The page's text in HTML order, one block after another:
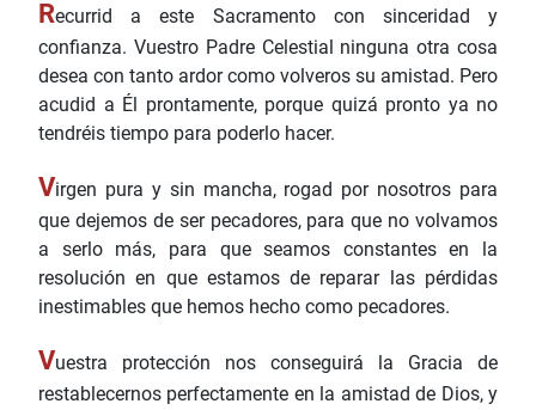
Recurrid a este Sacramento con sinceridad y
confianza. Vuestro Padre Celestial ninguna otra cosa
desea con tanto ardor como volveros su amistad. Pero
acudid a Él prontamente, porque quizá pronto ya no
tendréis tiempo para poderlo hacer.
Virgen pura y sin mancha, rogad por nosotros para
que dejemos de ser pecadores, para que no volvamos
a serlo más, para que seamos constantes en la
resolución en que estamos de reparar las pérdidas
inestimables que hemos hecho como pecadores.
Vuestra protección nos conseguirá la Gracia de
restablecernos perfectamente en la amistad de Dios, y